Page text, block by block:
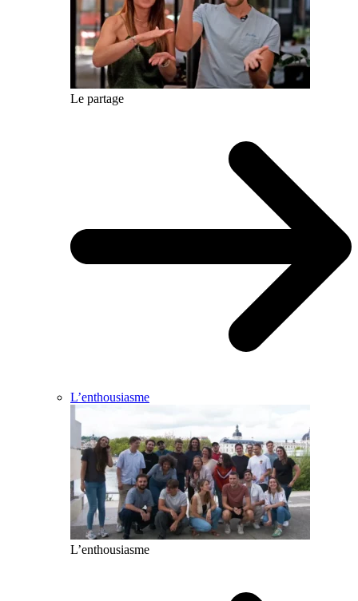
Le partage
L’enthousiasme
L’enthousiasme